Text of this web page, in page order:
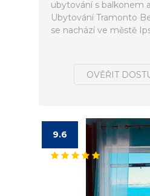
ubytování s balkonem
Ubytování Tramonto
se nachází ve městě
OVĚŘIT
9.6